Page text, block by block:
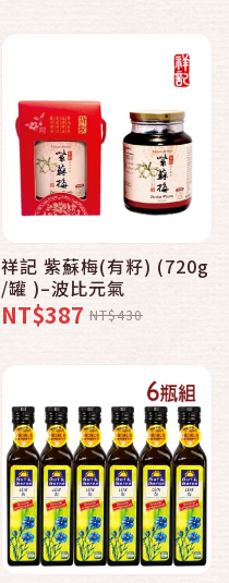
祥記 紫蘇梅(有籽) (720g
/罐 )–波比元氣
NT$387 NT$430